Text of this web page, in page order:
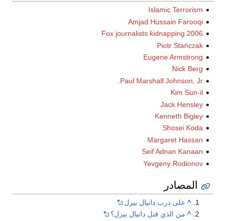
Islamic Terrorism
Amjad Hussain Farooqi
2006 Fox journalists kidnapping
Piotr Stańczak
Eugene Armstrong
Nick Berg
Paul Marshall Johnson, Jr.
Kim Sun-il
Jack Hensley
Kenneth Bigley
Shosei Koda
Margaret Hassan
Seif Adnan Kanaan
Yevgeny Rodionov
المصادر
^ على درب دانيال بيرل
^ من الذي قتل دانيال بيرل؟